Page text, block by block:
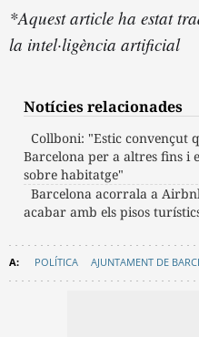
*Aquest article ha estat
la intel·ligència artificial
Notícies relacionades
Collboni: "Estic convençut
Barcelona per a altres fins i
sobre habitatge"
Barcelona acorrala a
acabar amb els pisos
POLÍTICA AJUNTAMENT DE